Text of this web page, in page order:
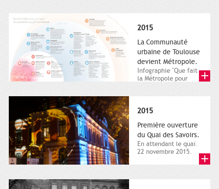
2015
La Communauté
urbaine de Toulouse
devient Métropole.
Infographie "Que fait
la Métropole pour
2015
Première ouverture
du Quai des Savoirs.
En attendant le quai.
22 novembre 2015.